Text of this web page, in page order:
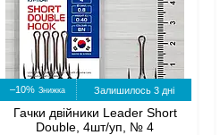
–10% Залишилось 3 дні
Гачки двійники Leader Short
Double, 4шт/уп, № 4